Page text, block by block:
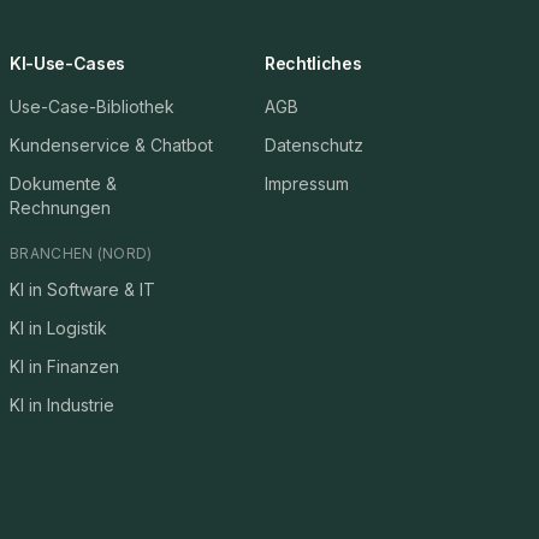
KI-Use-Cases
Use-Case-Bibliothek
Kundenservice & Chatbot
Dokumente &
Rechnungen
BRANCHEN (NORD)
KI in Software & IT
KI in Logistik
KI in Finanzen
KI in Industrie
Rechtliches
AGB
Datenschutz
Impressum